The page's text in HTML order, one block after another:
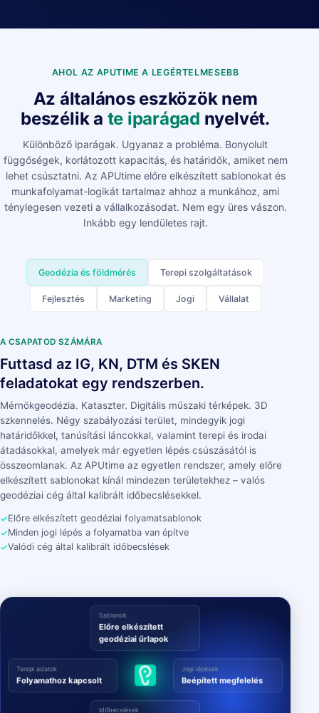
AHOL AZ APUTIME A LEGÉRTELMESEBB
Az általános eszközök nem
beszélik a te iparágad nyelvét.
Különböző iparágak. Ugyanaz a probléma. Bonyolult
függőségek, korlátozott kapacitás, és határidők, amiket nem
lehet csúsztatni. Az APUtime előre elkészített sablonokat és
munkafolyamat-logikát tartalmaz ahhoz a munkához, ami
ténylegesen vezeti a vállalkozásodat. Nem egy üres vászon.
Inkább egy lendületes rajt.
Geodézia és földmérés Terepi szolgáltatások
Fejlesztés Marketing Jogi Vállalat
A CSAPATOD SZÁMÁRA
Futtasd az IG, KN, DTM és SKEN
feladatokat egy rendszerben.
Mérnökgeodézia. Kataszter. Digitális műszaki térképek. 3D
szkennelés. Négy szabályozási terület, mindegyik jogi
határidőkkel, tanúsítási láncokkal, valamint terepi és irodai
átadásokkal, amelyek már egyetlen lépés csúszásától is
összeomlanak. Az APUtime az egyetlen rendszer, amely előre
elkészített sablonokat kínál mindezen területekhez – valós
geodéziai cég által kalibrált időbecslésekkel.
Előre elkészített geodéziai folyamatsablonok
Minden jogi lépés a folyamatba van építve
Valódi cég által kalibrált időbecslések
Sablonok
Előre elkészített
geodéziai űrlapok
Jogi lépések
Beépített megfelelés
Időbecslések
Terepi adatok
Folyamathoz kapcsolt